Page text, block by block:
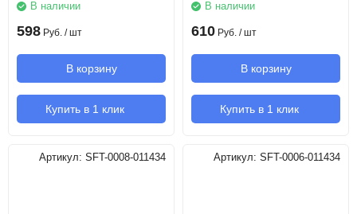
В наличии
598 Руб. / шт
В корзину
Купить в 1 клик
В наличии
610 Руб. / шт
В корзину
Купить в 1 клик
Артикул: SFT-0008-011434 Артикул: SFT-0006-011434